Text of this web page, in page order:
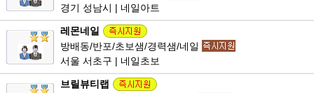
경기 성남시 | 네일아트
레몬네일
방배동/반포/초보샘/경력샘/네일
서울 서초구 | 네일초보
브릴뷰티랩